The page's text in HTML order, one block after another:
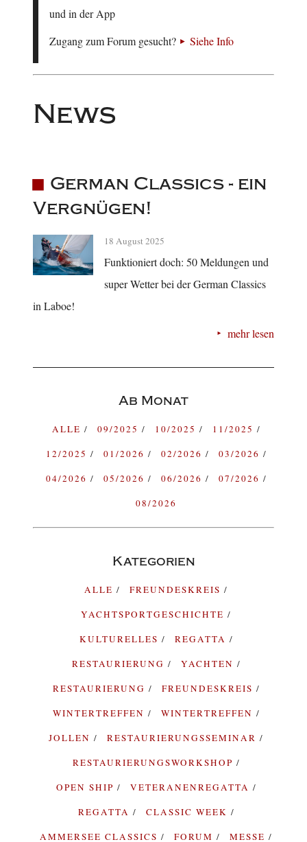
und in der App
Zugang zum Forum gesucht?
Siehe Info
News
German Classics - ein
Vergnügen!
18 August 2025
Funktioniert doch: 50 Meldungen und
super Wetter bei der German Classics
in Laboe!
mehr lesen
Ab Monat
ALLE 09/2025 10/2025
11/2025
12/2025
01/2026 02/2026
03/2026
04/2026
05/2026 06/2026
07/2026
08/2026
Kategorien
ALLE
FREUNDESKREIS
YACHTSPORTGESCHICHTE
KULTURELLES
REGATTA
RESTAURIERUNG
YACHTEN
RESTAURIERUNG
FREUNDESKREIS
WINTERTREFFEN
WINTERTREFFEN
JOLLEN
RESTAURIERUNGSSEMINAR
RESTAURIERUNGSWORKSHOP
OPEN SHIP
VETERANENREGATTA
REGATTA
CLASSIC WEEK
AMMERSEE CLASSICS
FORUM MESSE